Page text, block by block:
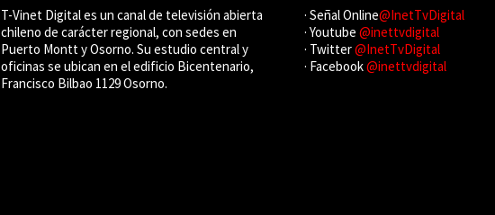
T-Vinet Digital es un canal de televisión abierta
chileno de carácter regional, con sedes en
Puerto Montt y Osorno. Su estudio central y
oficinas se ubican en el edificio Bicentenario,
Francisco Bilbao 1129 Osorno.
· Señal Online@InetTvDigital
· Youtube @inettvdigital
· Twitter@InetTvDigital
· Facebook@inettvdigital